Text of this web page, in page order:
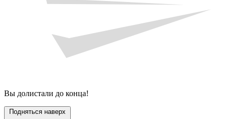
Вы долистали до конца!